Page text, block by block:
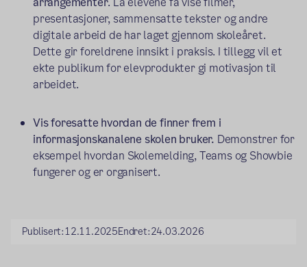
presentasjoner, sammensatte tekster og andre
digitale arbeid de har laget gjennom skoleåret.
Dette gir foreldrene innsikt i praksis. I tillegg vil et
ekte publikum for elevprodukter gi motivasjon til
arbeidet.
Vis foresatte hvordan de finner frem i
informasjonskanalene skolen bruker. Demonstrer for
eksempel hvordan Skolemelding, Teams og Showbie
fungerer og er organisert.
Publisert:12.11.2025Endret:24.03.2026